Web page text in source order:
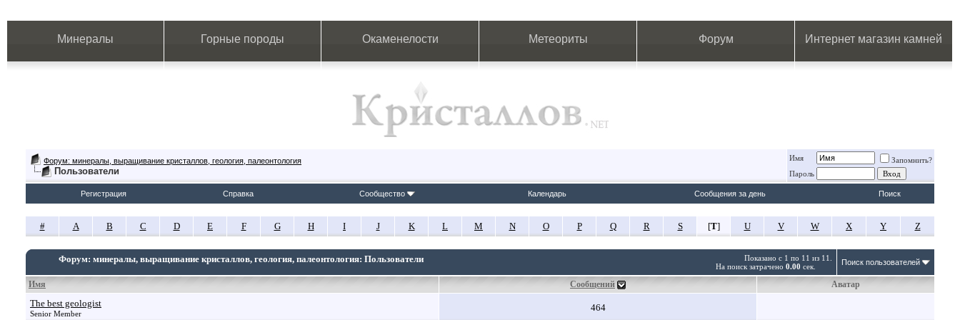
Минералы Горные породы Окаменелости Метеориты Форум Интернет магазин камней
Форум: минералы, выращивание кристаллов, геология, палеонтология
Пользователи
Имя
Запомнить?
Пароль
Регистрация Справка Сообщество Календарь Сообщения за день Поиск
# A B C D E F G H I J K L M N O P Q R S [T] U V W X Y Z
Показано с 1 по 11 из 11.
На поиск затрачено 0.00 сек.
Форум: минералы, выращивание кристаллов, геология, палеонтология: Пользователи Поиск пользователей
Имя Сообщений Аватар
The best geologist
Senior Member
464